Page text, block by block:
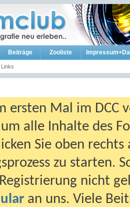
Beiträge Zooliste
ersten Mal im DCC
alle Inhalte des
Sie oben
zu starten.
nicht
an uns. Viele